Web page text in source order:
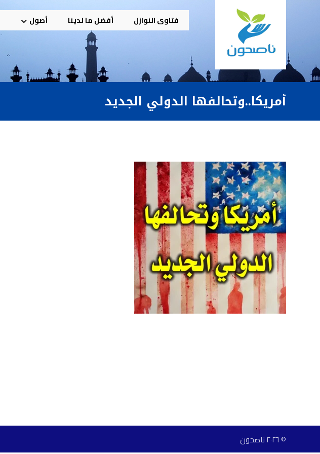
فتاوى النوازل أفضل ما لدينا أصول
أمريكا..وتحالفها الدولي الجديد
© ٢٠٢٦ ناصحون